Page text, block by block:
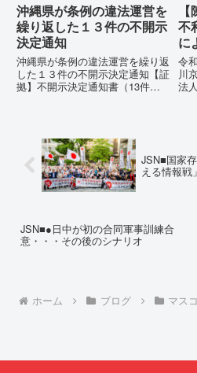
沖縄県が条例の違法運営を
繰り返した１３件の不開示
決定通知
沖縄県が条例の違法運営を繰り返
した１３件の不開示決定通知【証
拠】不開示決定通知書（13件）
拒否を突きつけました。これは、
彼らが行政手続きの正当性を失
っ...
不
に
運
令
川
法
1...
JSN■国家
える情報戦
JSN■●日中が初の合同軍事訓練合
意・・・その後のシナリオ
ホーム ブログ マス